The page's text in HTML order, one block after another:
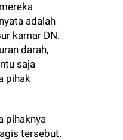
adalah
kamar DN.
darah,
saja
pihak
pihaknya
tersebut.